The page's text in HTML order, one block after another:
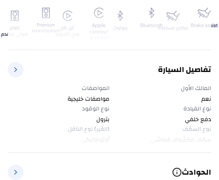
تفاصيل السيارة
المالك الأول
نعم
المواصفات
مواصفات خليجية
نوع القيادة
دفع خلفي
نوع الوقود
بترول
نوع السقف
سقف مكشوف قماشي
(القير) نوع الناقل
أوتوماتيكي
الحوادث